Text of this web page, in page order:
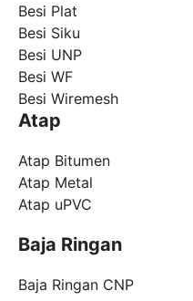
Besi Plat
Besi Siku
Besi UNP
Besi WF
Besi Wiremesh
Atap
Atap Bitumen
Atap Metal
Atap uPVC
Baja Ringan
Baja Ringan CNP